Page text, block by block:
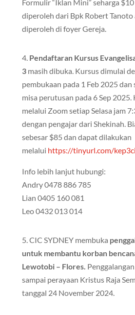
Formulir “Iklan Mini” seharga
diperoleh dari Bpk Robert
diperoleh di foyer Gereja.
4. Pendaftaran Kursus
3 masih dibuka. Kursus dimulai
pembukaan pada 1 Feb 2025 dan
misa perutusan pada 6 Sep
melalui Zoom setiap Selasa jam
dengan pengajar dari Shekinah.
sebesar $85 dan dapat dilakukan
melalui https://tinyurl.com/
Info lebih lanjut hubungi:
Andry 0478 886 785
Lian 0405 160 081
Leo 0432 013 014
5. CIC SYDNEY membuka
untuk membantu korban
Lewotobi – Flores.
sampai perayaan Kristus Raja
tanggal 24 November 2024.